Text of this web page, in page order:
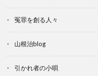
冤罪を創る人々
山根治blog
引かれ者の小唄